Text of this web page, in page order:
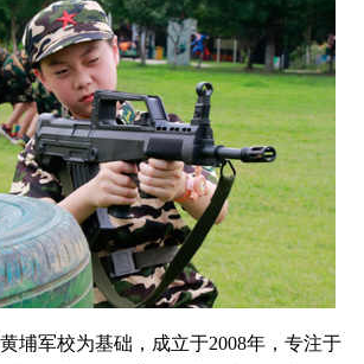
埔军校为基础，成立于2008年，专注于